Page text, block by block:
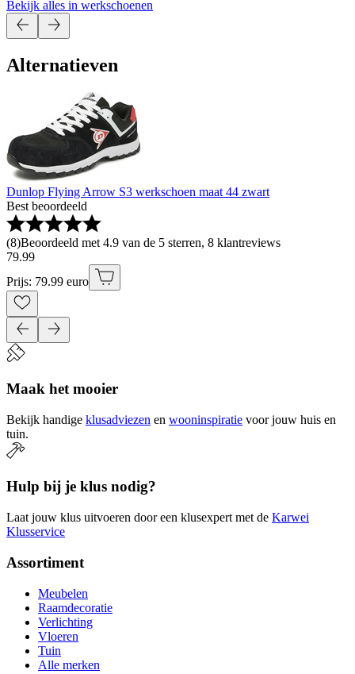
Bekijk alles in werkschoenen
Alternatieven
Dunlop Flying Arrow S3 werkschoen maat 44 zwart
Best beoordeeld
(8)Beoordeeld met 4.9 van de 5 sterren, 8 klantreviews
79.99
Prijs: 79.99 euro
Maak het mooier
Bekijk handige klusadviezen en wooninspiratie voor jouw huis en
tuin.
Hulp bij je klus nodig?
Laat jouw klus uitvoeren door een klusexpert met de Karwei
Klusservice
Assortiment
Meubelen
Raamdecoratie
Verlichting
Vloeren
Tuin
Alle merken